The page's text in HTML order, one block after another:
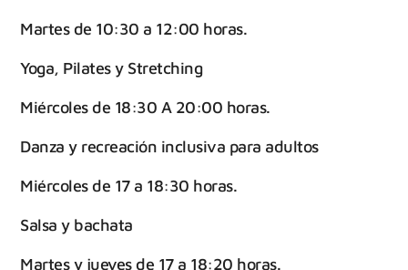
Martes de 10:30 a 12:00 horas.
Yoga, Pilates y Stretching
Miércoles de 18:30 A 20:00 horas.
Danza y recreación inclusiva para adultos
Miércoles de 17 a 18:30 horas.
Salsa y bachata
Martes y jueves de 17 a 18:20 horas.